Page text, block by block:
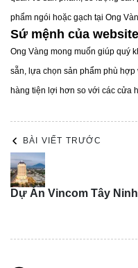
Phong
cũng có rất
hoa, vân đá cẩm thạch,
phẩm ngói hoặc gạch tại Ong
Sứ mệnh của
Ong Vàng mong muốn giúp quý
sẵn, lựa chọn sản phẩm phù
hàng tiện lợi hơn so với các cửa
BÀI VIẾT TRƯỚC
Dự Án Vincom Tây Ninh